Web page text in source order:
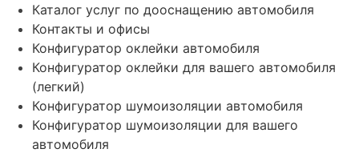
Каталог услуг по дооснащению автомобиля
Контакты и офисы
Конфигуратор оклейки автомобиля
Конфигуратор оклейки для вашего автомобиля
(легкий)
Конфигуратор шумоизоляции автомобиля
Конфигуратор шумоизоляции для вашего
автомобиля